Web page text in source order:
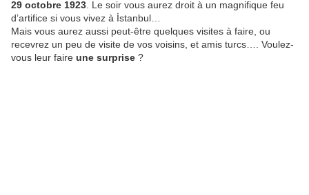
29 octobre 1923 . Le soir vous aurez droit à un magnifique feu
d’artifice si vous vivez à İstanbul…
Mais vous aurez aussi peut-être quelques visites à faire, ou
recevrez un peu de visite de vos voisins, et amis turcs…. Voulez-
vous leur faire une surprise ?